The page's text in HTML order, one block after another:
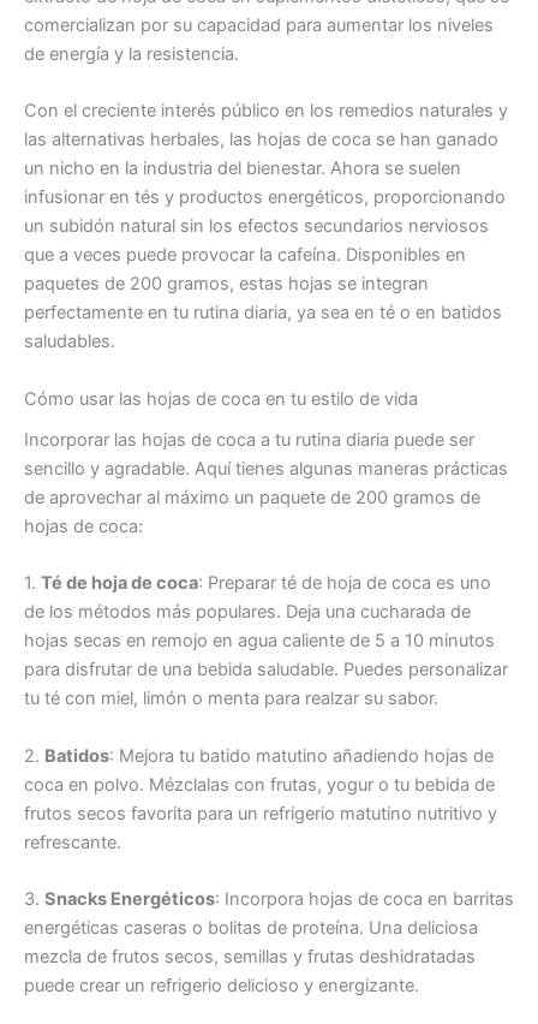
comercializan por su capacidad para aumentar los niveles
de energía y la resistencia.
Con el creciente interés público en los remedios naturales y
las alternativas herbales, las hojas de coca se han ganado
un nicho en la industria del bienestar. Ahora se suelen
infusionar en tés y productos energéticos, proporcionando
un subidón natural sin los efectos secundarios nerviosos
que a veces puede provocar la cafeína. Disponibles en
paquetes de 200 gramos, estas hojas se integran
perfectamente en tu rutina diaria, ya sea en té o en batidos
saludables.
Cómo usar las hojas de coca en tu estilo de vida
Incorporar las hojas de coca a tu rutina diaria puede ser
sencillo y agradable. Aquí tienes algunas maneras prácticas
de aprovechar al máximo un paquete de 200 gramos de
hojas de coca:
1. Té de hoja de coca: Preparar té de hoja de coca es uno
de los métodos más populares. Deja una cucharada de
hojas secas en remojo en agua caliente de 5 a 10 minutos
para disfrutar de una bebida saludable. Puedes personalizar
tu té con miel, limón o menta para realzar su sabor.
2. Batidos: Mejora tu batido matutino añadiendo hojas de
coca en polvo. Mézclalas con frutas, yogur o tu bebida de
frutos secos favorita para un refrigerio matutino nutritivo y
refrescante.
3. Snacks Energéticos: Incorpora hojas de coca en barritas
energéticas caseras o bolitas de proteína. Una deliciosa
mezcla de frutos secos, semillas y frutas deshidratadas
puede crear un refrigerio delicioso y energizante.